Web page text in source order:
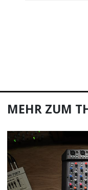
MEHR ZUM